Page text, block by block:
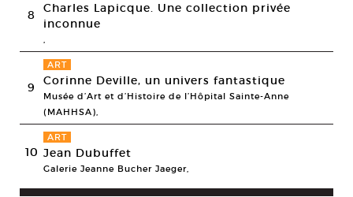
8
Charles Lapicque. Une collection privée
inconnue
,
9
ART
Corinne Deville, un univers fantastique
Musée d’Art et d’Histoire de l’Hôpital Sainte-Anne
(MAHHSA),
10
ART
Jean Dubuffet
Galerie Jeanne Bucher Jaeger,